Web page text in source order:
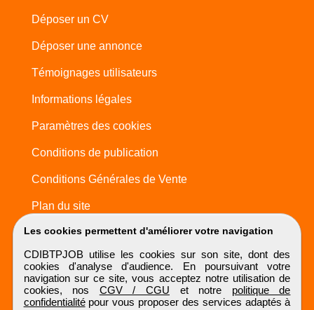
Les cookies permettent d'améliorer votre navigation
CDIBTPJOB utilise les cookies sur son site, dont des
cookies d'analyse d'audience. En poursuivant votre
navigation sur ce site, vous acceptez notre utilisation de
cookies, nos CGV / CGU et notre politique de
confidentialitépour vous proposer des services adaptés à
Déposer un CV
Déposer une annonce
Témoignages utilisateurs
Informations légales
Paramètres des cookies
Conditions de publication
Conditions Générales de Vente
Plan du site